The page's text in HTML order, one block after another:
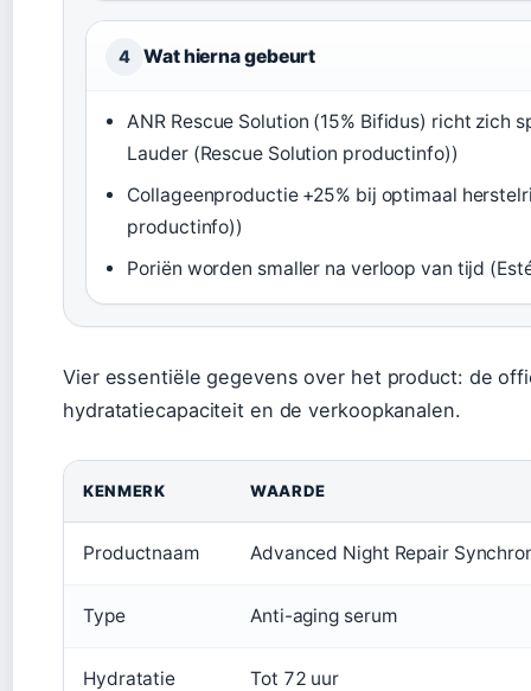
4 Wat hierna gebeurt
ANR Rescue Solution (15% Bifidus) richt zich
Lauder (Rescue Solution productinfo))
Collageenproductie +25% bij optimaal
productinfo))
Poriën worden smaller na verloop van tijd
Vier essentiële gegevens over het product: de
hydratatiecapaciteit en de verkoopkanalen.
KENMERK WAARDE
Productnaam Advanced Night Repair
Type Anti-aging serum
Hydratatie Tot 72 uur